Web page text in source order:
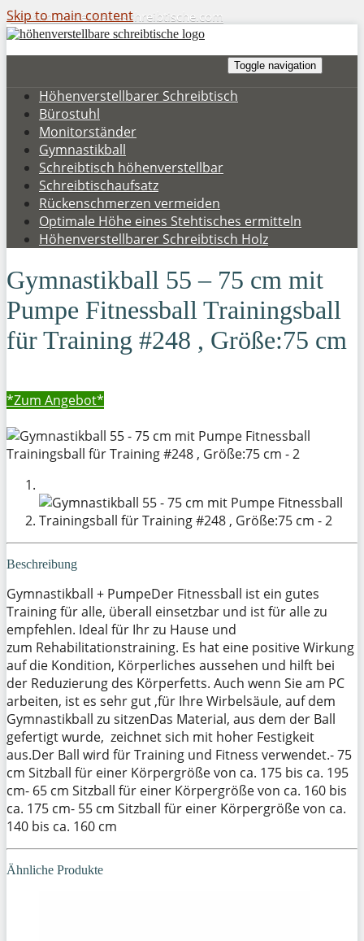
Skip to main content
Toggle navigation
hoehenverstellbare-schreibtische.com
Höhenverstellbarer Schreibtisch
Bürostuhl
Monitorständer
Gymnastikball
Schreibtisch höhenverstellbar
Schreibtischaufsatz
Rückenschmerzen vermeiden
Optimale Höhe eines Stehtisches ermitteln
Höhenverstellbarer Schreibtisch Holz
Gymnastikball 55 – 75 cm mit
Pumpe Fitnessball Trainingsball
für Training #248 , Größe:75 cm
*Zum Angebot*
Beschreibung
Gymnastikball + PumpeDer Fitnessball ist ein gutes
Training für alle, überall einsetzbar und ist für alle zu
empfehlen. Ideal für Ihr zu Hause und
zum Rehabilitationstraining. Es hat eine positive Wirkung
auf die Kondition, Körperliches aussehen und hilft bei
der Reduzierung des Körperfetts. Auch wenn Sie am PC
arbeiten, ist es sehr gut ,für Ihre Wirbelsäule, auf dem
Gymnastikball zu sitzenDas Material, aus dem der Ball
gefertigt wurde, zeichnet sich mit hoher Festigkeit
aus.Der Ball wird für Training und Fitness verwendet.- 75
cm Sitzball für einer Körpergröße von ca. 175 bis ca. 195
cm- 65 cm Sitzball für einer Körpergröße von ca. 160 bis
ca. 175 cm- 55 cm Sitzball für einer Körpergröße von ca.
140 bis ca. 160 cm
Ähnliche Produkte